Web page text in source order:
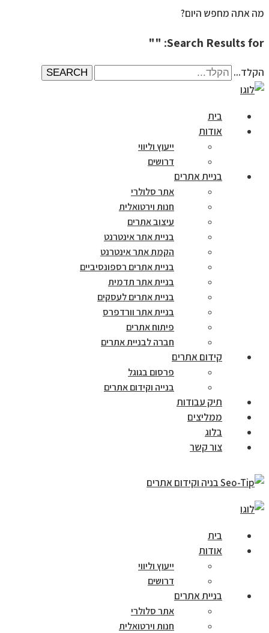
מה אתה מחפש היום?
Search Results for: ""
הקלד... SEARCH
בית
אודות
ייעוץ וליווי
דרושים
בניית אתרים
אתר סלולרי
חנות וירטואלית
עיצוב אתרים
בניית אתר אינטרנט
הקמת אתר אינטרנט
בניית אתרים רספונסיביים
בניית אתר תדמית
בניית אתרים לעסקים
בניית אתר וורדפרס
פיתוח אתרים
חברה לבניית אתרים
קידום אתרים
פרסום בגוגל
בנייה וקידום אתרים
תיק עבודות
ממליצים
בלוג
צור קשר
בית
אודות
ייעוץ וליווי
דרושים
בניית אתרים
אתר סלולרי
חנות וירטואלית